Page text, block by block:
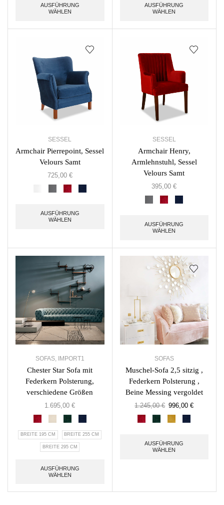
AUSFÜHRUNG
WÄHLEN
AUSFÜHRUNG
WÄHLEN
SESSEL
Armchair Pierrepoint, Sessel
Velours Samt
725,00 €
AUSFÜHRUNG
WÄHLEN
SESSEL
Armchair Henry,
Armlehnstuhl, Sessel
Velours Samt
395,00€
AUSFÜHRUNG
WÄHLEN
SOFAS, IMPORT1
Chester Star Sofa mit
Federkern Polsterung,
verschiedene Größen
1.695,00€
BREITE 195 CM BREITE 255 CM
BREITE 295 CM
AUSFÜHRUNG
WÄHLEN
SOFAS
Muschel-Sofa 2,5 sitzig ,
Federkern Polsterung ,
Beine Messing vergoldet
1.245,00€ 996,00€
AUSFÜHRUNG
WÄHLEN